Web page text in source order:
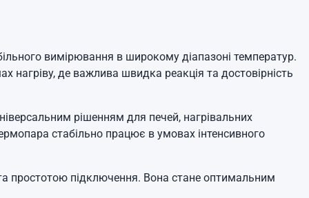
вимірювання в широкому діапазоні температур.
нагріву, де важлива швидка реакція та достовірність
рішенням для печей, нагрівальних
стабільно працює в умовах інтенсивного
простотою підключення. Вона стане оптимальним